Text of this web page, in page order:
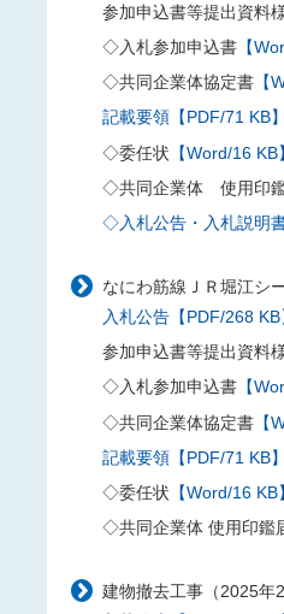
参加申込書等提出資料
◇入札参加申込書【
◇共同企業体協定書【
記載要領【PDF/71 KB】
◇委任状 【Word/16 KB】
◇共同企業体 使用印
◇入札公告・入札説明
なにわ筋線ＪＲ堀江シ
入札公告【PDF/268 KB
参加申込書等提出資料
◇入札参加申込書【
◇共同企業体協定書【
記載要領【PDF/71 KB】
◇委任状 【Word/16 KB】
◇共同企業体 使用印鑑
建物撤去工事（2025年2